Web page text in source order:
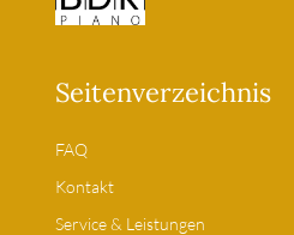
Seitenverzeichnis
FAQ
Kontakt
Service & Leistungen